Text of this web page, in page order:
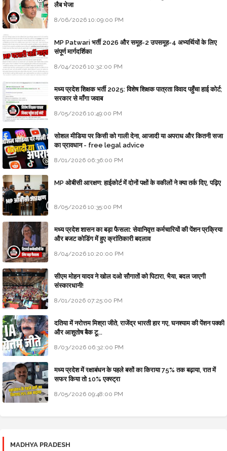
लैब भेजा
8/06/2026 10:09:00 PM
MP Patwari भर्ती 2026 और समूह-2 उपसमूह-4 अभ्यर्थियों के लिए
संपूर्ण मार्गदर्शिका
8/04/2026 10:32:00 PM
मध्य प्रदेश शिक्षक भर्ती 2025: विशेष शिक्षक पात्रता विवाद पहुँचा हाई कोर्ट;
सरकार से माँगा जवाब
8/05/2026 10:49:00 PM
सोशल मीडिया पर किसी को गाली देना, आजादी या अपराध और कितनी सजा
का प्रावधान - free legal advice
8/01/2026 06:36:00 PM
MP ओबीसी आरक्षण: हाईकोर्ट में दोनों पक्षों के वकीलों ने क्या तर्क दिए, पढ़िए
8/05/2026 10:35:00 PM
मध्य प्रदेश शासन का बड़ा फैसला: सेवानिवृत्त कर्मचारियों की पेंशन प्रक्रिया
और बजट कोडिंग में हुए क्रांतिकारी बदलाव
8/04/2026 10:20:00 PM
सीएम मोहन यादव ने खोल दओ सौगातों को पिटारा, भैया, बदल जाएगी
संस्कारधानी!
8/01/2026 07:25:00 PM
दतिया में नरोत्तम मिश्रा जीते, राजेंद्र भारती हार गए, घनश्याम की पेंशन पक्की
और आशुतोष बैक टू...
8/03/2026 06:32:00 PM
मध्य प्रदेश में रक्षाबंधन के पहले बसों का किराया 75% तक बढ़ाया, रात में
सफर किया तो 10% एक्स्ट्रा
8/05/2026 09:48:00 PM
MADHYA PRADESH